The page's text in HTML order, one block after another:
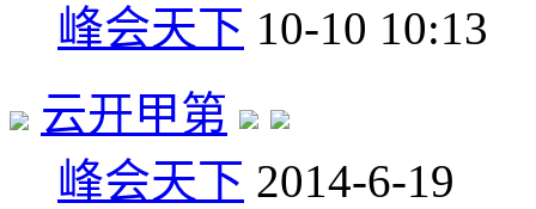
峰会天下 10-10 10:13
云开甲第
峰会天下 2014-6-19